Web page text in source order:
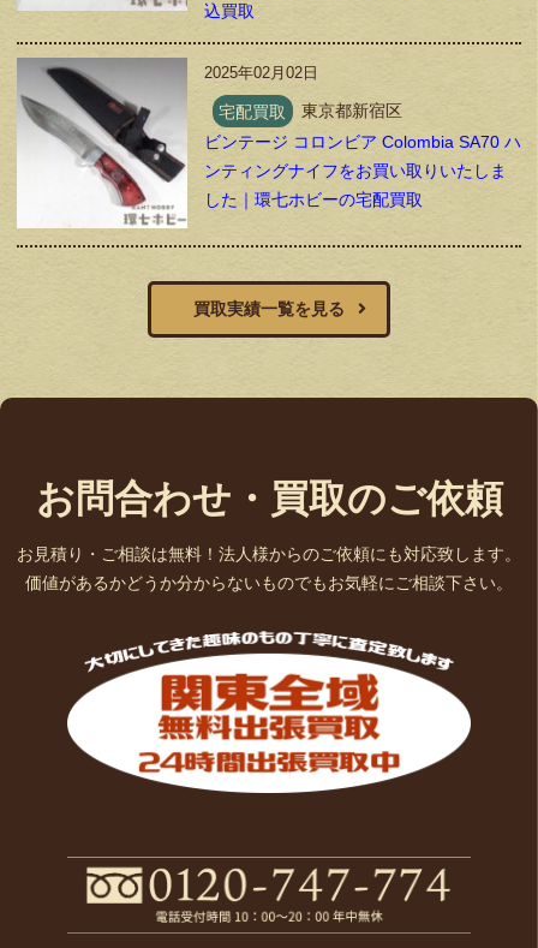
込買取
2025年02月02日
宅配買取
東京都新宿区
ビンテージ コロンビア Colombia SA70 ハ
ンティングナイフをお買い取りいたしま
した｜環七ホビーの宅配買取
買取実績一覧を見る
お問合わせ・買取のご依頼
お見積り・ご相談は無料！法人様からのご依頼にも対応致します。
価値があるかどうか分からないものでもお気軽にご相談下さい。